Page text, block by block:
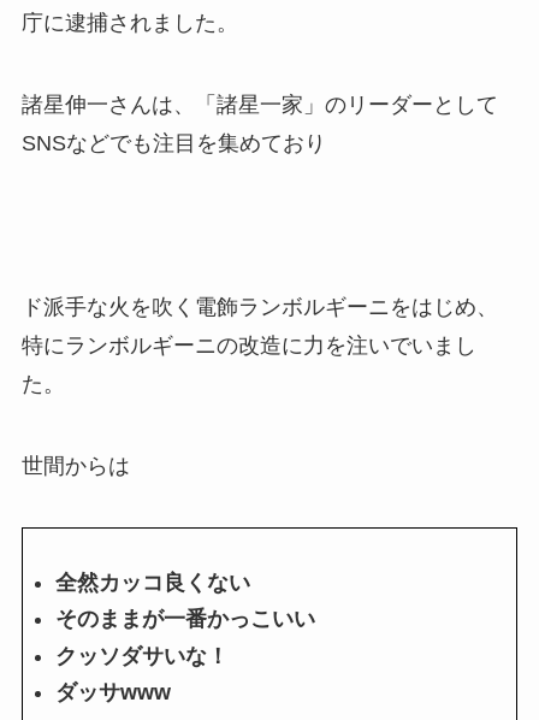
庁に逮捕されました。
諸星伸一さんは、「諸星一家」のリーダーとして
SNSなどでも注目を集めており
ド派手な火を吹く電飾ランボルギーニをはじめ、
特にランボルギーニの改造に力を注いでいまし
た。
世間からは
全然カッコ良くない
そのままが一番かっこいい
クッソダサいな！
ダッサwww